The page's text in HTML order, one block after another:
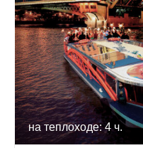
на теплоходе: 4 ч.